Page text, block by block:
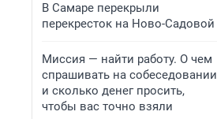
В Самаре перекрыли
перекресток на Ново-Садовой
Миссия — найти работу. О чем
спрашивать на собеседовании
и сколько денег просить,
чтобы вас точно взяли